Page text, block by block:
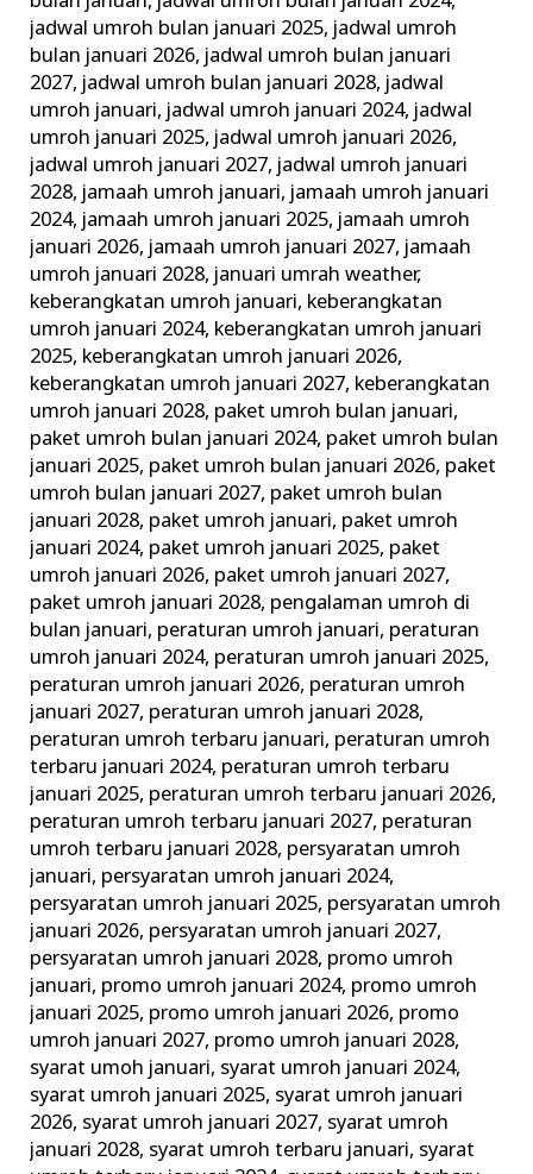
jadwal umroh bulan januari 2025, jadwal umroh
bulan januari 2026, jadwal umroh bulan januari
2027, jadwal umroh bulan januari 2028, jadwal
umroh januari, jadwal umroh januari 2024, jadwal
umroh januari 2025, jadwal umroh januari 2026,
jadwal umroh januari 2027, jadwal umroh januari
2028, jamaah umroh januari, jamaah umroh januari
2024, jamaah umroh januari 2025, jamaah umroh
januari 2026, jamaah umroh januari 2027, jamaah
umroh januari 2028, januari umrah weather,
keberangkatan umroh januari, keberangkatan
umroh januari 2024, keberangkatan umroh januari
2025, keberangkatan umroh januari 2026,
keberangkatan umroh januari 2027, keberangkatan
umroh januari 2028, paket umroh bulan januari,
paket umroh bulan januari 2024, paket umroh bulan
januari 2025, paket umroh bulan januari 2026, paket
umroh bulan januari 2027, paket umroh bulan
januari 2028, paket umroh januari, paket umroh
januari 2024, paket umroh januari 2025, paket
umroh januari 2026, paket umroh januari 2027,
paket umroh januari 2028, pengalaman umroh di
bulan januari, peraturan umroh januari, peraturan
umroh januari 2024, peraturan umroh januari 2025,
peraturan umroh januari 2026, peraturan umroh
januari 2027, peraturan umroh januari 2028,
peraturan umroh terbaru januari, peraturan umroh
terbaru januari 2024, peraturan umroh terbaru
januari 2025, peraturan umroh terbaru januari 2026,
peraturan umroh terbaru januari 2027, peraturan
umroh terbaru januari 2028, persyaratan umroh
januari, persyaratan umroh januari 2024,
persyaratan umroh januari 2025, persyaratan umroh
januari 2026, persyaratan umroh januari 2027,
persyaratan umroh januari 2028, promo umroh
januari, promo umroh januari 2024, promo umroh
januari 2025, promo umroh januari 2026, promo
umroh januari 2027, promo umroh januari 2028,
syarat umoh januari, syarat umroh januari 2024,
syarat umroh januari 2025, syarat umroh januari
2026, syarat umroh januari 2027, syarat umroh
januari 2028, syarat umroh terbaru januari, syarat